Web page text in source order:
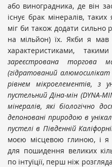
або виноградника, де він
існує брак мінералів,
міг би також додати сильно
на мільйон) їх. Якби я
характеристиками,
зареєстрована торгова
(гідратований
рівнем мікроелементів, з
пустельнийДіна-мін (DYNA-
мінералів, які біологічно
депоновані природою в
пустелі в Південній
моєю місцевою глиною, і я
для пошидення великих
по інтуїції, перш ніж